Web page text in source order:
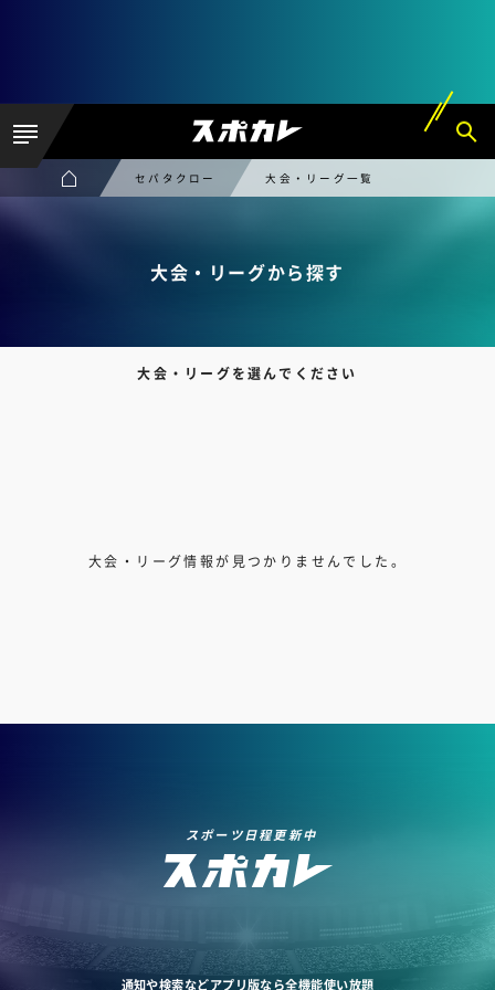
セパタクロー 大会・リーグ一覧
大会・リーグから探す
大会・リーグを選んでください
大会・リーグ情報が見つかりませんでした。
スポーツ日程更新中
通知や検索などアプリ版なら全機能使い放題